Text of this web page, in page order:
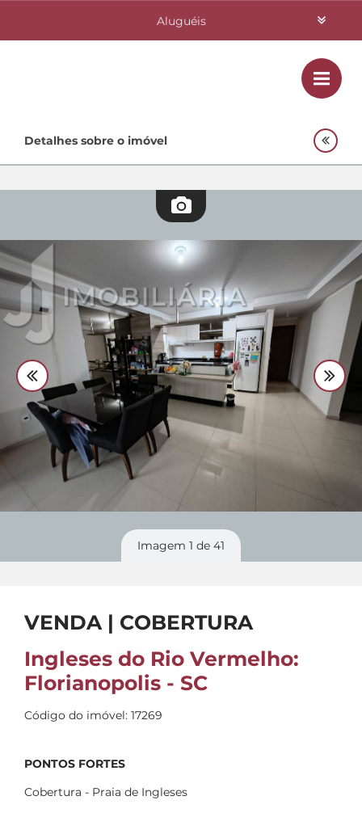
Aluguéis
Investimentos
Quem Somos
Contato
Fale Conosco 48 3364-0079
Plantão 48 99842-0500
Divulgue seu imóvel
Detalhes sobre o imóvel
Imagem 1 de 41
VENDA | COBERTURA
Ingleses do Rio Vermelho:
Florianopolis - SC
Código do imóvel: 17269
PONTOS FORTES
Cobertura - Praia de Ingleses